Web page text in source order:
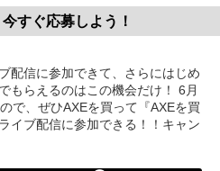
すぐ応募しよう！
配信に参加できて、さらにはじめ
もらえるのはこの機会だけ！ 6月
で、ぜひAXEを買って『AXEを買
イブ配信に参加できる！！キャン